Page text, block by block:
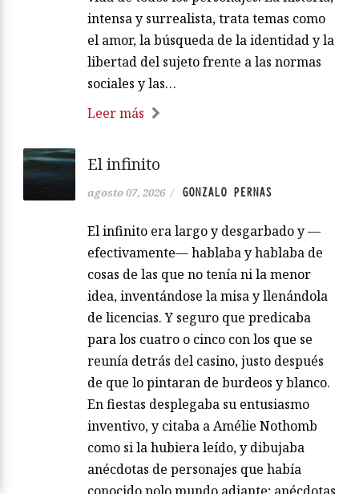
intensa y surrealista, trata temas como
el amor, la búsqueda de la identidad y la
libertad del sujeto frente a las normas
sociales y las…
Leer más
El infinito
agosto 07, 2026 / GONZALO PERNAS
El infinito era largo y desgarbado y —
efectivamente— hablaba y hablaba de
cosas de las que no tenía ni la menor
idea, inventándose la misa y llenándola
de licencias. Y seguro que predicaba
para los cuatro o cinco con los que se
reunía detrás del casino, justo después
de que lo pintaran de burdeos y blanco.
En fiestas desplegaba su entusiasmo
inventivo, y citaba a Amélie Nothomb
como si la hubiera leído, y dibujaba
anécdotas de personajes que había